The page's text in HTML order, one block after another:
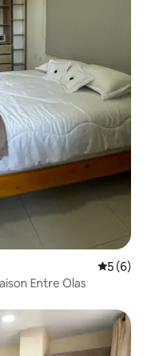
5 (6)
Entre Olas